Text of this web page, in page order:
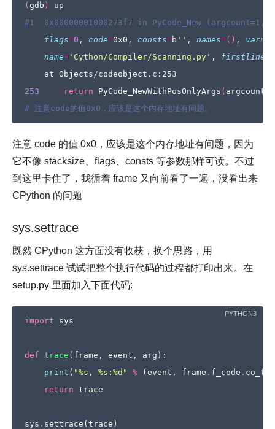
( gdb )
#1  0x00000001000273f7 in PyCode_New
flags=0 , code=0x0, consts=b '' , names=() ,
name= 'Cython/Compiler/Scanning.py' , firstlineno
253
return PyCode_NewWithPosOnlyArgs ( argcount,
# 注意code的值0x0，应该是这个内存地址有问题。
注意 code 的值 0x0，应该是这个内存地址有问题，因为
它不像 stacksize、flags、consts 等参数那样可读。不过
到这里卡住了，我循着 frame 又向前看了一遍，没看出来
CPython 的问题
sys.settrace
既然 CPython 这方面没有收获，换个思路，用
sys.settrace 试试把整个执行代码的过程都打印出来。在
setup.py 里面加入下面代码:
import sys
def trace ( frame , event , arg ):
print ( "%s , %s : %d " % ( event , frame . f_code .
return trace
sys . settrace ( trace )